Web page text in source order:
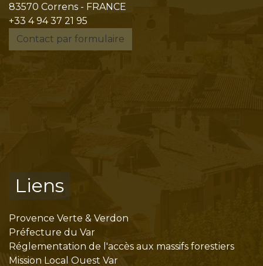
83570 Correns - FRANCE
+33 4 94 37 21 95
Contact par formulaire
Liens
Provence Verte & Verdon
Préfecture du Var
Réglementation de l'accès aux massifs forestiers
Mission Local Ouest Var